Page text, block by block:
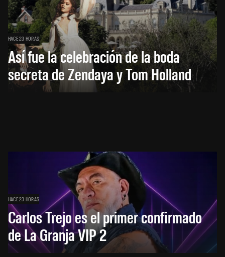
HACE 23 HORAS
Así fue la celebración de la boda
secreta de Zendaya y Tom Holland
HACE 23 HORAS
Carlos Trejo es el primer confirmado
de La Granja VIP 2